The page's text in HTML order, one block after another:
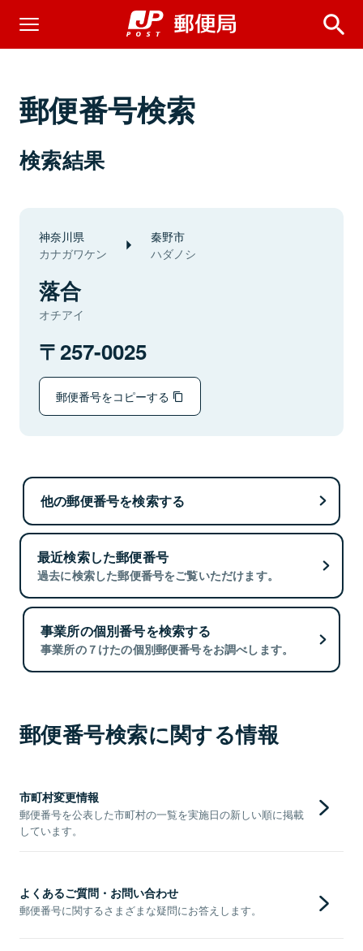
郵便番号検索
検索結果
神奈川県
カナガワケン
秦野市
ハダノシ
落合
オチアイ
257-0025
郵便番号をコピーする
他の郵便番号を検索する
最近検索した郵便番号
過去に検索した郵便番号をご覧いただけます。
事業所の個別番号を検索する
事業所の７けたの個別郵便番号をお調べします。
郵便番号検索に関する情報
市町村変更情報
郵便番号を公表した市町村の一覧を実施日の新しい順に掲載
しています。
よくあるご質問・お問い合わせ
郵便番号に関するさまざまな疑問にお答えします。